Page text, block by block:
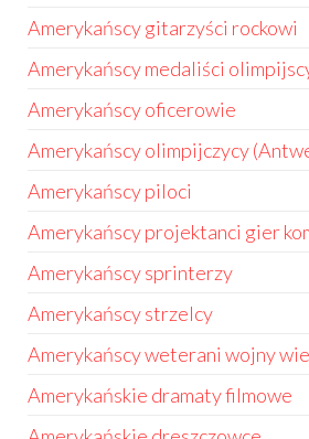
Amerykańscy gitarzyści rockowi
Amerykańscy medaliści
Amerykańscy oficerowie
Amerykańscy olimpijczycy
Amerykańscy piloci
Amerykańscy projektanci gier
Amerykańscy sprinterzy
Amerykańscy strzelcy
Amerykańscy weterani wojny
Amerykańskie dramaty filmowe